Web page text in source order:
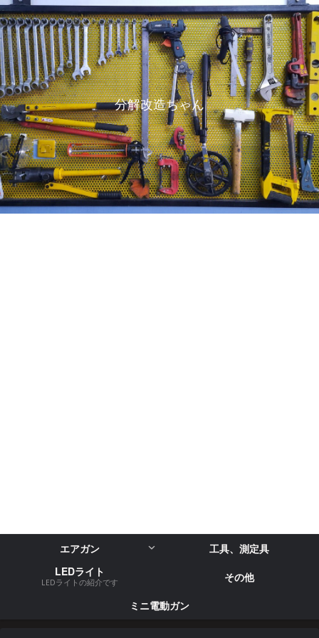
分解改造ちゃん
エアガン
工具、測定具
LEDライト
LEDライトの紹介です
その他
ミニ電動ガン